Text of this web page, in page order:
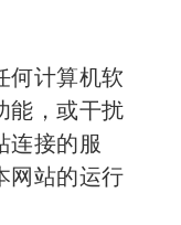
何计算机软
能，或干扰
连接的服
网站的运行